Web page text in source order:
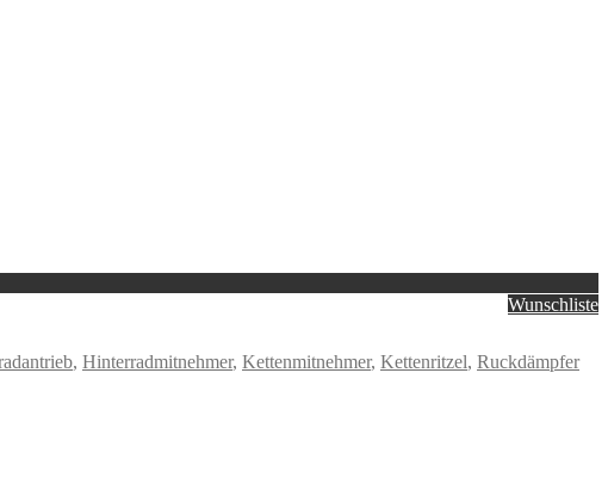
Wunschliste
, Hinterradmitnehmer, Kettenmitnehmer, Kettenritzel, Ruckdämpfer